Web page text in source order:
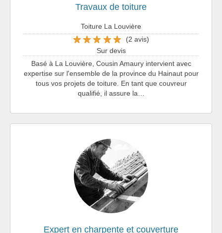
Travaux de toiture
Toiture La Louvière
(2 avis)
Sur devis
Basé à La Louvière, Cousin Amaury intervient avec
expertise sur l'ensemble de la province du Hainaut pour
tous vos projets de toiture. En tant que couvreur
qualifié, il assure la…
Expert en charpente et couverture